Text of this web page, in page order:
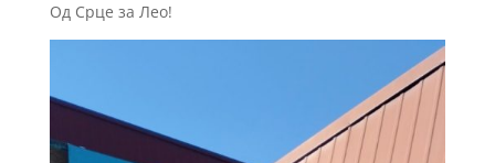
Од Срце за Лео!